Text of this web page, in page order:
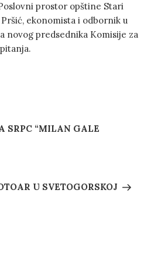
prostor opštine Stari
ekonomista i odbornik u
novog predsednika Komisije za
SRPC “MILAN GALE
U SVETOGORSKOJ